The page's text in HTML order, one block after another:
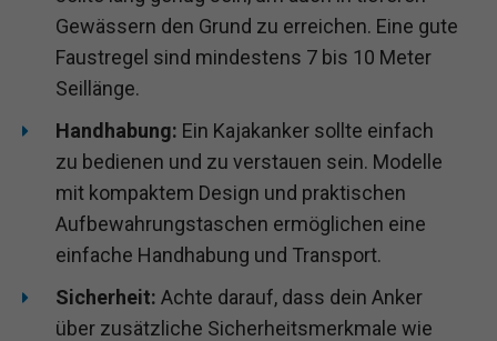
Gewässern den Grund zu erreichen. Eine gute
Faustregel sind mindestens 7 bis 10 Meter
Seillänge.
Handhabung: Ein Kajakanker sollte einfach
zu bedienen und zu verstauen sein. Modelle
mit kompaktem Design und praktischen
Aufbewahrungstaschen ermöglichen eine
einfache Handhabung und Transport.
Sicherheit: Achte darauf, dass dein Anker
über zusätzliche Sicherheitsmerkmale wie